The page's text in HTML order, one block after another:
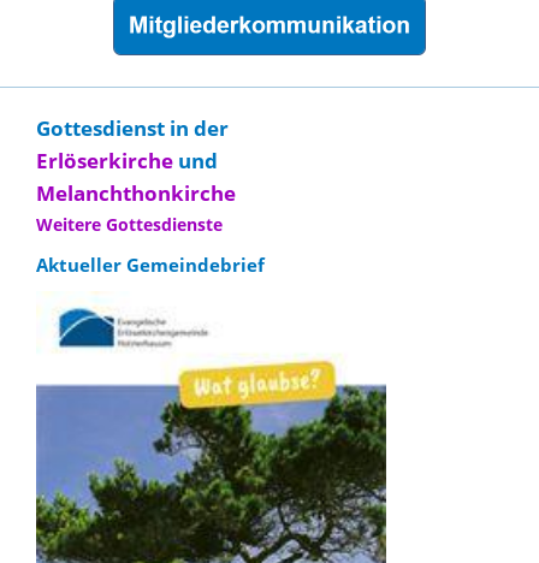
Gottesdienst in der
Erlöserkirche und
Melanchthonkirche
Weitere Gottesdienste
Aktueller Gemeindebrief